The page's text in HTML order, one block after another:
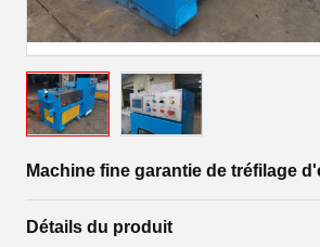
Machine fine garantie de tréfilage
Détails du produit